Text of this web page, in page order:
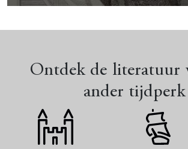
Ontdek de literatuur
ander tijdperk